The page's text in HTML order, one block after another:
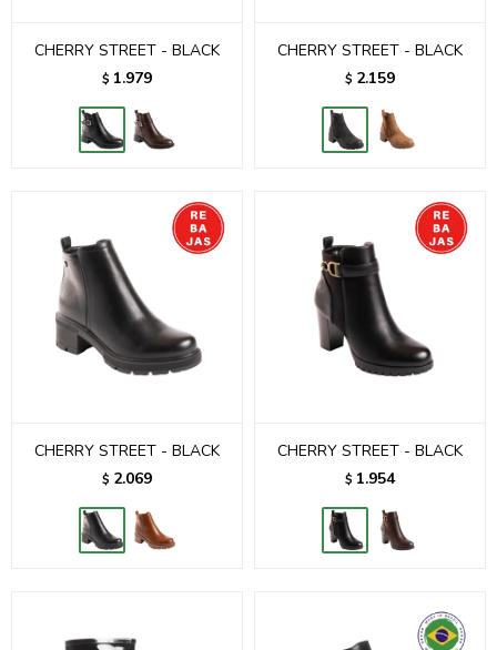
CHERRY STREET - BLACK
$ 1.979
CHERRY STREET - BLACK
$ 2.159
CHERRY STREET - BLACK
$ 2.069
CHERRY STREET - BLACK
$ 1.954